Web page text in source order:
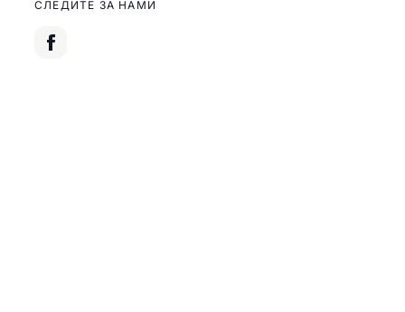
СЛЕДИТЕ ЗА НАМИ